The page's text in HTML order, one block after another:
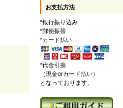
お支払方法
*銀行振り込み
*郵便振替
*カード払い
*代金引換
（現金orカード払い）
となっております。